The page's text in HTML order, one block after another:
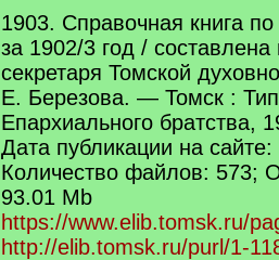
1903. Справочная книга
за 1902/3 год /
секретаря Томской
Е. Березова. — Томск :
Епархиального братства,
Дата публикации на
Количество файлов: 573;
93.01 Mb
https://www.elib.tomsk.ru/
http://elib.tomsk.ru/purl/1-